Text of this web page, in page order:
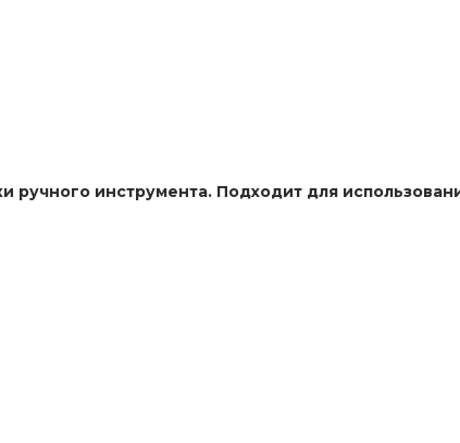
ручного инструмента. Подходит для